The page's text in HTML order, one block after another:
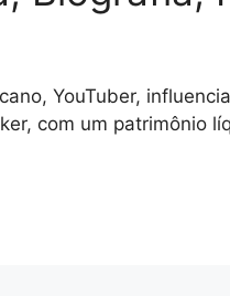
YouTuber,
com um patrimônio